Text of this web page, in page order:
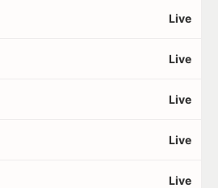
Live
Live
Live
Live
Live